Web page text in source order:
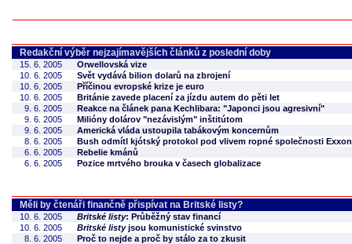
Redakční výběr nejzajímavějších článků z poslední doby
15. 6. 2005
Orwellovská vize
10. 6. 2005
Svět vydává bilion dolarů na zbrojení
10. 6. 2005
Příčinou evropské krize je euro
10. 6. 2005
Británie zavede placení za jízdu autem do pěti let
9. 6. 2005
Reakce na článek pana Kechlibara: "Japonci jsou agresivní"
9. 6. 2005
Milióny dolárov "nezávislým" inštitútom
9. 6. 2005
Americká vláda ustoupila tabákovým koncernům
8. 6. 2005
Bush odmítl kjótský protokol pod vlivem ropné společnosti Exxon
6. 6. 2005
Rebelie kmánů
6. 6. 2005
Pozice mrtvého brouka v časech globalizace
Měli by čtenáři finančně přispívat na Britské listy?
10. 6. 2005 Britské listy: Průběžný stav financí
10. 6. 2005
Britské listyjsou komunistické svinstvo
8. 6. 2005
Proč to nejde a proč by stálo za to zkusit